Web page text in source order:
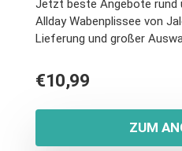
Jetzt beste Angebote rund
Allday Wabenplissee von
Lieferung und großer
€10,99
ZUM